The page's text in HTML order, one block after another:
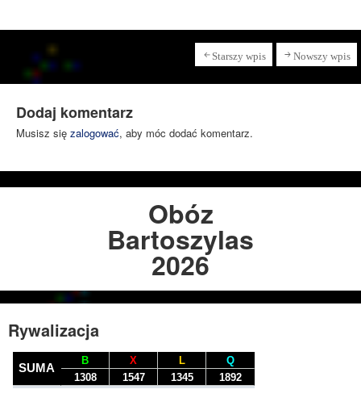
Starszy wpis Nowszy wpis
Dodaj komentarz
Musisz się zalogować, aby móc dodać komentarz.
Obóz
Bartoszylas
2026
Rywalizacja